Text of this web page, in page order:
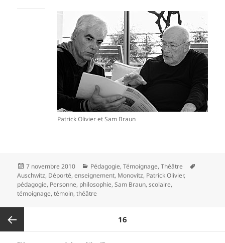
Patrick Olivier et Sam Braun
Publié
le
7 novembre 2010 Catégories
Pédagogie,Témoignage,Théâtre
Auschwitz, Déporté,enseignement, Monovitz, Patrick Olivier,
pédagogie, Personne, philosophie,Sam Braun,scolaire,
témoignage,témoin,théâtre
des
16